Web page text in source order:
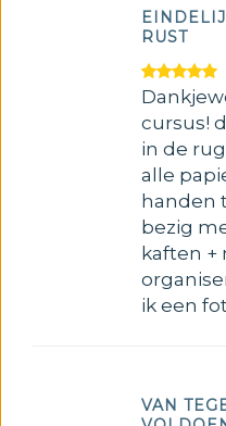
RUST
cursus!
in de
alle
handen
bezig
kaften +
ik een
VAN